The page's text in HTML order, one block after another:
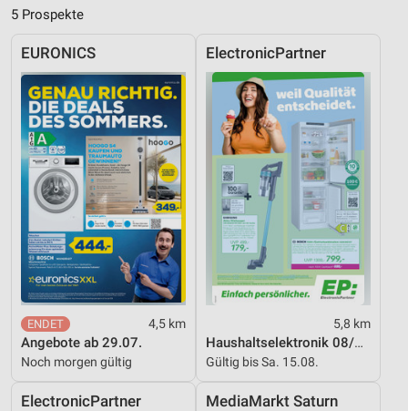
5 Prospekte
EURONICS
4,5 km
Angebote ab 29.07.
Noch morgen gültig
ElectronicPartner
5,8 km
Haushaltselektronik 08/2026
Gültig bis Sa. 15.08.
ElectronicPartner MediaMarkt Saturn
IAB-Besonderheiten:
Geräte anhand von aktiv angeforderten
Informationen identifizieren
Nicht-IAB-Verarbeitungszwecke:
Notwendig
Performance
Funktional
Werbung